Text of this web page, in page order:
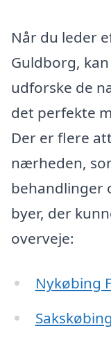
Når du leder
Guldborg,
udforske de
det perfekte
Der er flere
nærheden,
behandlinger
byer, der
overveje:
Nykøbing
Sakskøbing